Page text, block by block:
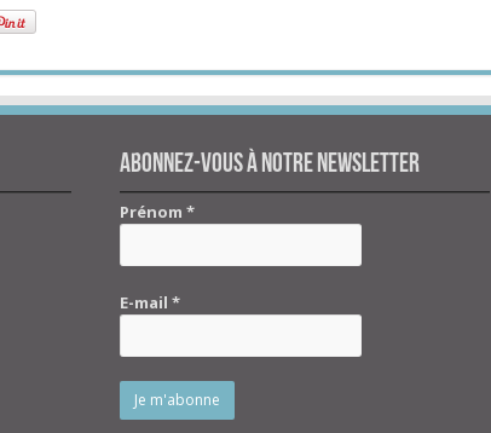
Abonnez-vous à notre newsletter
Prénom*
E-mail*